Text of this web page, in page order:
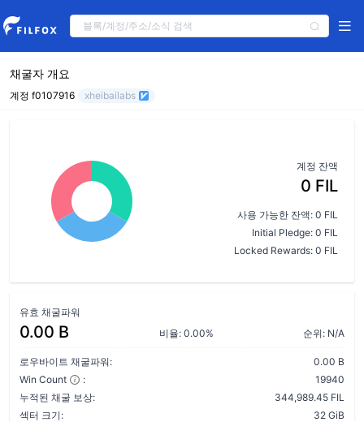
채굴자 개요
계정 f0107916 xheibailabs
계정 잔액
0 FIL
사용 가능한 잔액: 0 FIL
Initial Pledge: 0 FIL
Locked Rewards: 0 FIL
유효 채굴파워
0.00 B 비율: 0.00% 순위: N/A
로우바이트 채굴파워:
0.00 B
Win Count
:
19940
누적된 채굴 보상:
344,989.45 FIL
섹터 크기:
32 GiB